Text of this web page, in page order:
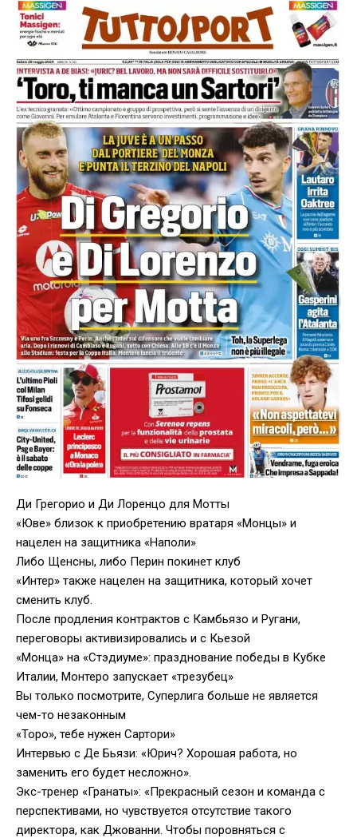
Ди Грегорио и Ди Лоренцо для Мотты
«Юве» близок к приобретению вратаря «Монцы» и
нацелен на защитника «Наполи»
Либо Щенсны, либо Перин покинет клуб
«Интер» также нацелен на защитника, который хочет
сменить клуб.
После продления контрактов с Камбьязо и Ругани,
переговоры активизировались и с Кьезой
«Монца» на «Стэдиуме»: празднование победы в Кубке
Италии, Монтеро запускает «трезубец»
Вы только посмотрите, Суперлига больше не является
чем-то незаконным
«Торо», тебе нужен Сартори»
Интервью с Де Бьязи: «Юрич? Хорошая работа, но
заменить его будет несложно».
Экс-тренер «Гранаты»: «Прекрасный сезон и команда с
перспективами, но чувствуется отсутствие такого
директора, как Джованни. Чтобы поровняться с